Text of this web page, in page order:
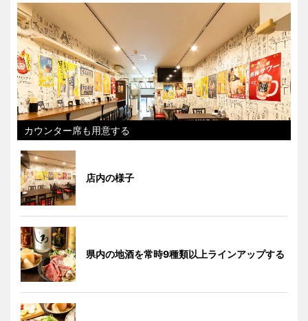
カウンター席も用意する
店内の様子
県内の地酒を常時9種類以上ラインアップする